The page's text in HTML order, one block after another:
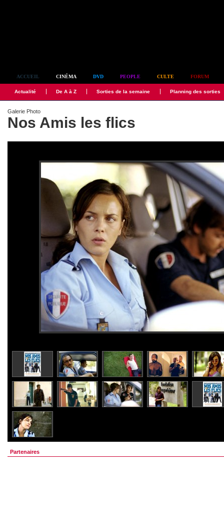
ACCUEIL CINÉMA DVD PEOPLE CULTE FORUM
Actualité De A à Z Sorties de la semaine Planning des sorties
Galerie Photo
Nos Amis les flics
Partenaires